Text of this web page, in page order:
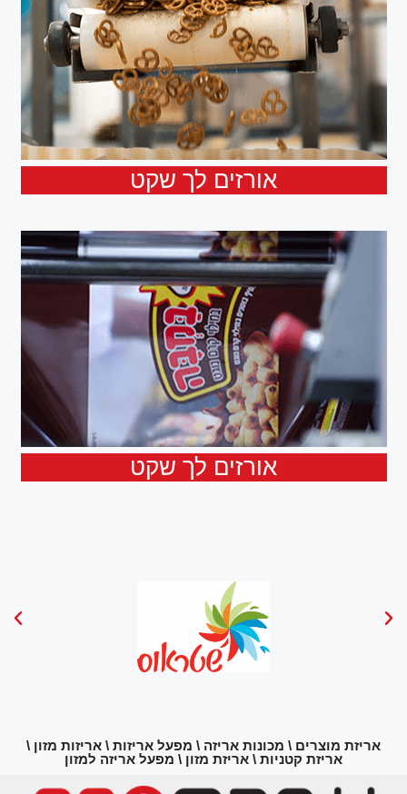
אורזים לך שקט
אורזים לך שקט
אריזת מוצרים \ מכונות אריזה \ מפעל אריזות \ אריזות מזון \
אריזת קטניות \ אריזת מזון \ מפעל אריזה למזון